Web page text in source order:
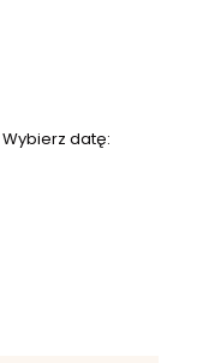
Wybierz datę: